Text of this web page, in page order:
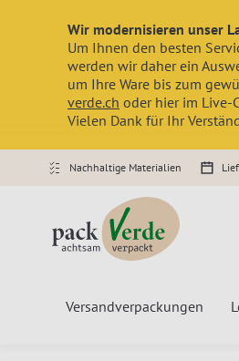
Wir modernisieren unser
Um Ihnen den besten
werden wir daher ein
um Ihre Ware bis zum
verde.ch oder hier im Live-
Vielen Dank für Ihr
Nachhaltige Materialien
Versandverpackungen